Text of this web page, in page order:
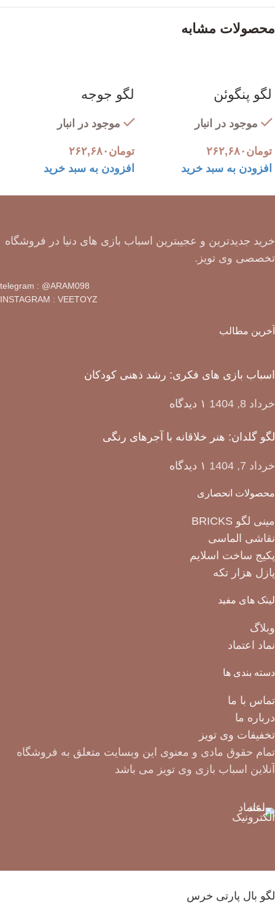
محصولات مشابه
لگو پنگوئن
موجود در انبار
تومان ۲۶۲,۶۸۰
افزودن به سبد خرید
لگو جوجه
موجود در انبار
تومان ۲۶۲,۶۸۰
افزودن به سبد خرید
خرید جدیدترین و عجیبترین اسباب بازی های دنیا در فروشگاه
تخصصی وی تویز.
telegram : @ARAM098
INSTAGRAM : VEETOYZ
آخرین مطالب
اسباب بازی های فکری: رشد ذهنی کودکان
خرداد 8, 1404 ۱ دیدگاه
لگو گلدان: هنر خلاقانه با آجرهای رنگی
خرداد 7, 1404 ۱ دیدگاه
محصولات انحصاری
مینی لگو BRICKS
نقاشی الماسی
پکیج ساخت اسلایم
پازل هزار تکه
لینک های مفید
وبلاگ
نماد اعتماد
دسته بندی ها
تماس با ما
درباره ما
تخفیفات وی تویز
تمام حقوق مادی و معنوی این وبسایت متعلق به فروشگاه
آنلاین اسباب بازی وی تویز می باشد
لگو بال پارتی خرس